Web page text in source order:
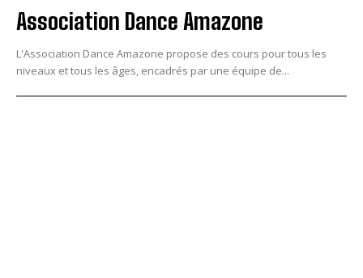
Association Dance Amazone
L'Association Dance Amazone propose des cours pour tous les
niveaux et tous les âges, encadrés par une équipe de...